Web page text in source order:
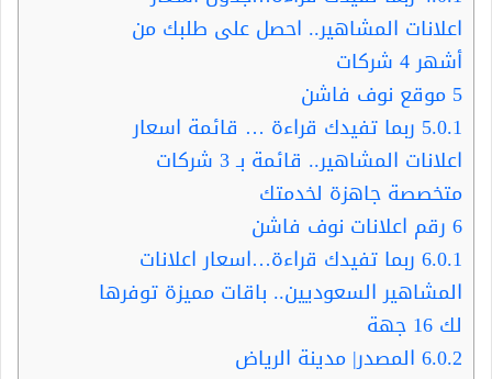
اعلانات المشاهير.. احصل على طلبك من
أشهر 4 شركات
5 موقع نوف فاشن
5.0.1 ربما تفيدك قراءة … قائمة اسعار
اعلانات المشاهير.. قائمة بـ 3 شركات
متخصصة جاهزة لخدمتك
6 رقم اعلانات نوف فاشن
6.0.1 ربما تفيدك قراءة…اسعار اعلانات
المشاهير السعوديين.. باقات مميزة توفرها
لك 16 جهة
6.0.2 المصدر| مدينة الرياض